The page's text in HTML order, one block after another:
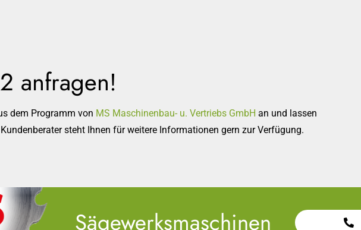
anfragen!
dem Programm von MS Maschinenbau- u. Vertriebs GmbH an und lassen
steht Ihnen für weitere Informationen gern zur Verfügung.
Sägewerksmaschinen